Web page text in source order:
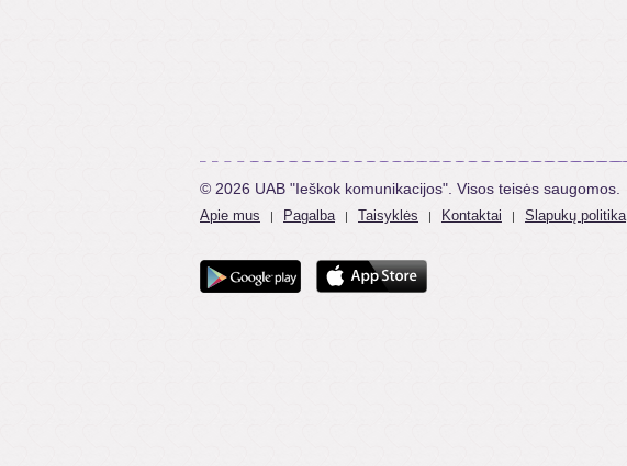
© 2026 UAB "Ieškok komunikacijos". Visos teisės saugomos.
Apie mus | Pagalba | Taisyklės | Kontaktai | Slapukų politika